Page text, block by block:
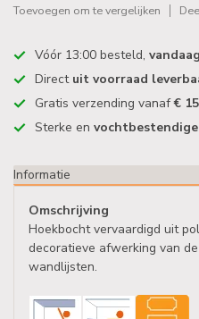
Toevoegen om te vergelijken
Vóór 13:00 besteld,
Direct uit voorraad
Gratis verzending vanaf€
Sterke en
Informatie
Omschrijving
Hoekbocht vervaardigd uit
decoratieve afwerking van
wandlijsten.